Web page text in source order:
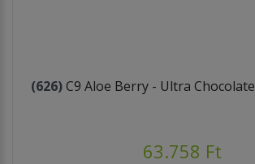
(626)C9 Aloe Berry - Ultra Chocolate
63.758 Ft